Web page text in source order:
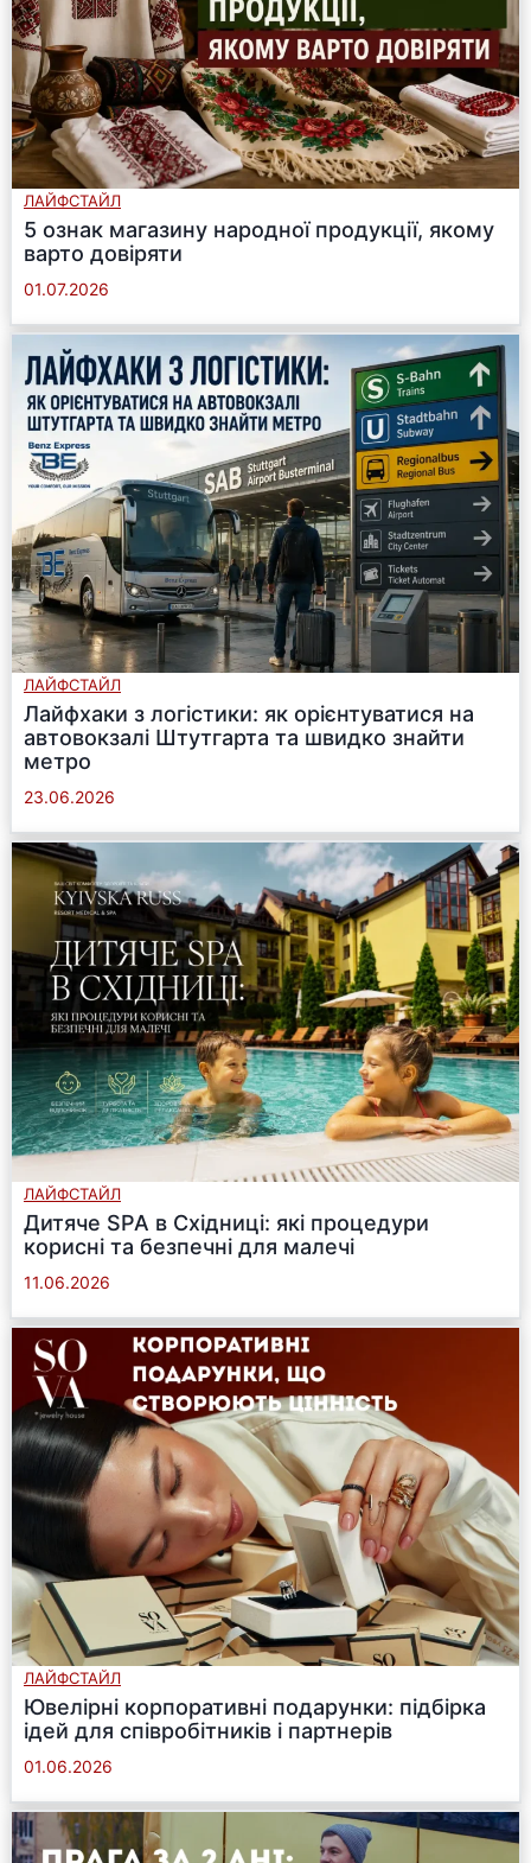
ЛАЙФСТАЙЛ
5 ознак магазину народної продукції, якому
варто довіряти
01.07.2026
ЛАЙФСТАЙЛ
Лайфхаки з логістики: як орієнтуватися на
автовокзалі Штутгарта та швидко знайти
метро
23.06.2026
ЛАЙФСТАЙЛ
Дитяче SPA в Східниці: які процедури
корисні та безпечні для малечі
11.06.2026
ЛАЙФСТАЙЛ
Ювелірні корпоративні подарунки: підбірка
ідей для співробітників і партнерів
01.06.2026